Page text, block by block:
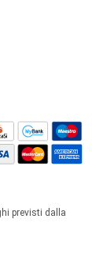
previsti dalla